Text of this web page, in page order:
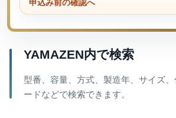
申込み前の確認へ
YAMAZEN内で検索
型番、容量、方式、製造年、サイズ
ードなどで検索できます。